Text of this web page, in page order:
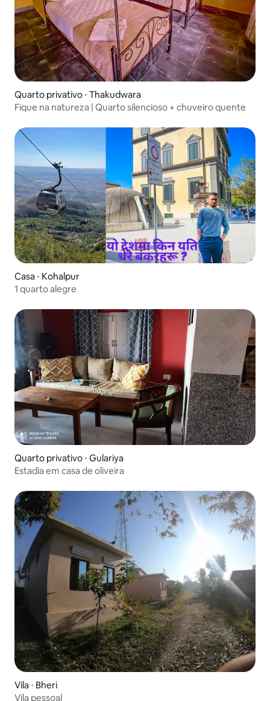
Quarto privativo ⋅ Thakudwara
Fique na natureza | Quarto silencioso + chuveiro quente
Casa ⋅ Kohalpur
1 quarto alegre
Quarto privativo ⋅ Gulariya
Estadia em casa de oliveira
Vila ⋅ Bheri
Vila pessoal